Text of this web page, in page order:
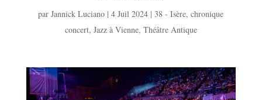
parJannick Luciano |4 Juil 2024 |38 - Isère,chronique
concert, Jazz à Vienne, Théâtre Antique